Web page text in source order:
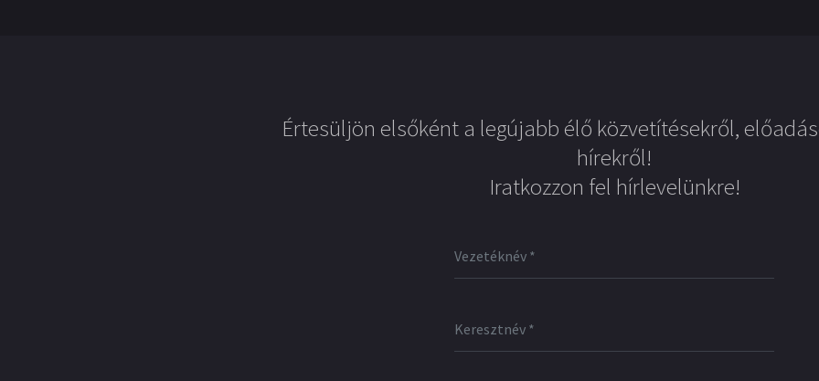
Értesüljön elsőként a legújabb élő közvetítésekről,
hírekről!
Iratkozzon fel hírlevelünkre!